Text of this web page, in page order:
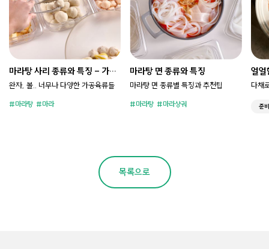
마라탕 사리 종류와 특징 - 가공
육류편
완자, 볼.. 너무나 다양한 가공육류들
마라탕 마라
마라탕 면 종류와 특징
마라탕 면 종류별 특징과 추천팁
마라탕 마라샹궈
얼얼
다채
준
목록으로